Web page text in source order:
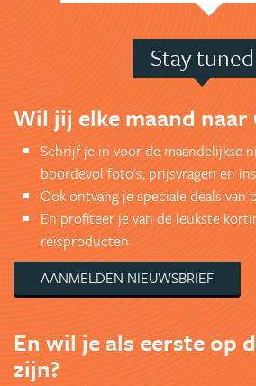
Stay tuned
Wil jij elke maand naar
Schrijf je in voor de maandelijkse
boordevol foto's, prijsvragen en
Ook ontvang je speciale deals van
En profiteer je van de leukste
reisproducten.
AANMELDEN NIEUWSBRIEF
En wil je als eerste op
zijn?